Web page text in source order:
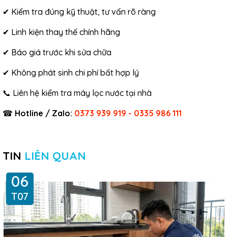
✔ Kiểm tra đúng kỹ thuật, tư vấn rõ ràng
✔ Linh kiện thay thế chính hãng
✔ Báo giá trước khi sửa chữa
✔ Không phát sinh chi phí bất hợp lý
📞 Liên hệ kiểm tra máy lọc nước tại nhà
☎ Hotline / Zalo: 0373 939 919 - 0335 986 111
TIN LIÊN QUAN
06
T07